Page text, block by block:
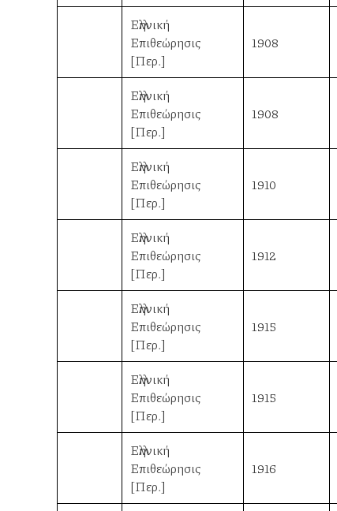
Ελληνική
Επιθεώρησις
[Περ.]
1908
Ελληνική
Επιθεώρησις
[Περ.]
1908
Ελληνική
Επιθεώρησις
[Περ.]
1910
Ελληνική
Επιθεώρησις
[Περ.]
1912
Ελληνική
Επιθεώρησις
[Περ.]
1915
Ελληνική
Επιθεώρησις
[Περ.]
1915
Ελληνική
Επιθεώρησις
[Περ.]
1916